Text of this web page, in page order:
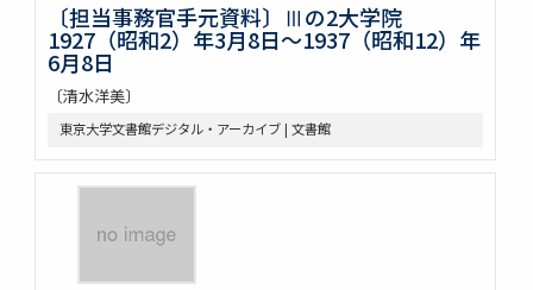
〔担当事務官手元資料〕Ⅲの2大学院
1927（昭和2）年3月8日～1937（昭和12）年
6月8日
〔清水洋美〕
東京大学文書館デジタル・アーカイブ | 文書館